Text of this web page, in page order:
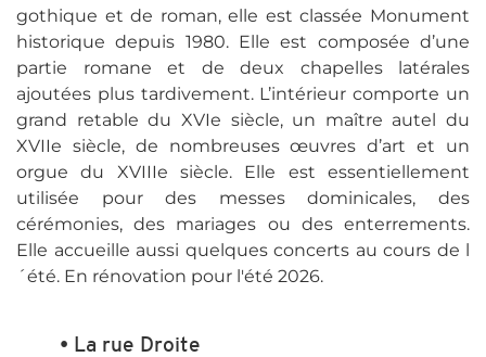
gothique et de roman, elle est classée Monument
historique depuis 1980. Elle est composée d’une
partie romane et de deux chapelles latérales
ajoutées plus tardivement. L’intérieur comporte un
grand retable du XVIe siècle, un maître autel du
XVIIe siècle, de nombreuses œuvres d’art et un
orgue du XVIIIe siècle. Elle est essentiellement
utilisée pour des messes dominicales, des
cérémonies, des mariages ou des enterrements.
Elle accueille aussi quelques concerts au cours de l
´été. En rénovation pour l'été 2026.
• La rue Droite